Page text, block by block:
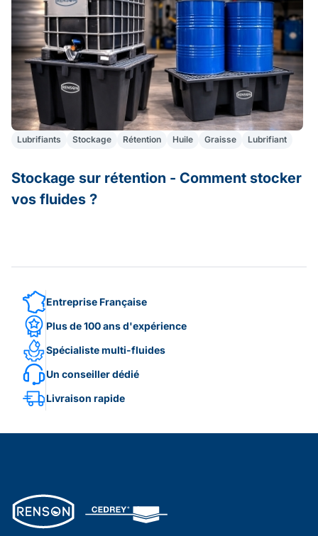
Lubrifiants Stockage Rétention Huile Graisse Lubrifiant
Stockage sur rétention - Comment stocker
vos fluides ?
Entreprise Française
Plus de 100 ans d'expérience
Spécialiste multi-fluides
Un conseiller dédié
Livraison rapide